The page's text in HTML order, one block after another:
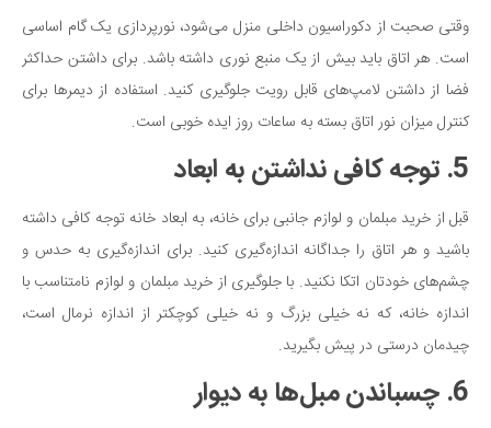
وقتی صحبت از دکوراسیون داخلی منزل می‌شود، نورپردازی یک گام اساسی
است. هر اتاق باید بیش از یک منبع نوری داشته باشد. برای داشتن حداکثر
فضا از داشتن لامپ‌های قابل رویت جلوگیری کنید. استفاده از دیمرها برای
کنترل میزان نور اتاق بسته به ساعات روز ایده خوبی است.
5. توجه کافی نداشتن به ابعاد
قبل از خرید مبلمان و لوازم جانبی برای خانه، به ابعاد خانه توجه کافی داشته
باشید و هر اتاق را جداگانه اندازه‌گیری کنید. برای اندازه‌گیری به حدس و
چشم‌های خودتان اتکا نکنید. با جلوگیری از خرید مبلمان و لوازم نامتناسب با
اندازه خانه، که نه خیلی بزرگ و نه خیلی کوچکتر از اندازه نرمال است،
چیدمان درستی در پیش بگیرید.
6. چسباندن مبل‌ها به دیوار